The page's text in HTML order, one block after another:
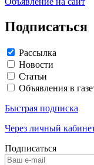
Подписаться
Рассылка
Новости
Статьи
Объявления в
Быстрая подписка
Через личный
Подписаться